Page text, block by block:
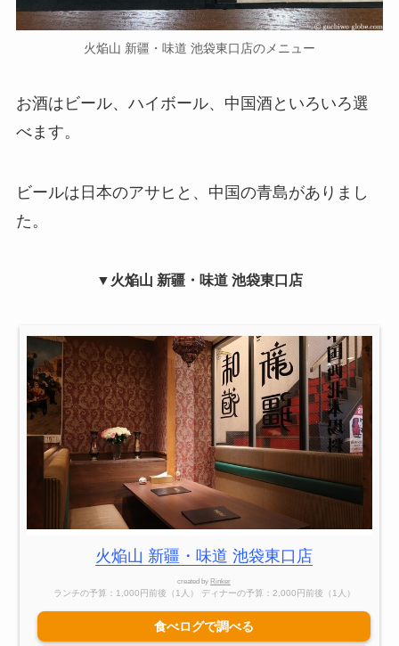
火焔山 新疆・味道 池袋東口店のメニュー
お酒はビール、ハイボール、中国酒といろいろ選
べます。
ビールは日本のアサヒと、中国の青島がありまし
た。
▼ 火焔山 新疆・味道 池袋東口店
火焔山 新疆・味道 池袋東口店
created by Rinker
ランチの予算：1,000円前後（1人） ディナーの予算：2,000円前後（1人）
食べログで調べる